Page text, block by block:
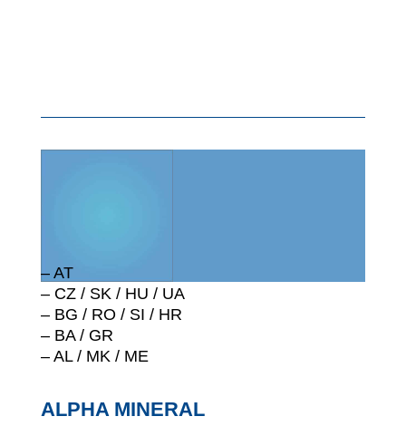
– AT
– CZ / SK / HU / UA
– BG / RO / SI / HR
– BA / GR
– AL / MK / ME
ALPHA MINERAL